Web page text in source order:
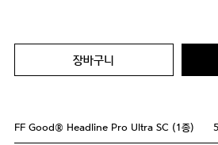
장바구니
FF Good® Headline Pro Ultra SC (1종)